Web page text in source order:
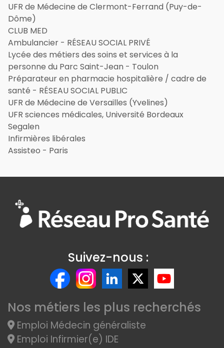
UFR de Médecine de Clermont-Ferrand (Puy-de-
Dôme)
CLUB MED
Ambulancier - RÉSEAU SOCIAL PRIVÉ
Lycée des métiers des soins et services à la
personne du Parc Saint-Jean - Toulon
Préparateur en pharmacie hospitalière / cadre de
santé - RÉSEAU SOCIAL PUBLIC
UFR de Médecine de Versailles (Yvelines)
UFR sciences médicales, Université Bordeaux
Segalen
Infirmières libérales
Assisteo - Paris
Suivez-nous :
Nos métiers les plus recherchés
Emploi Médecin généraliste
Emploi Infirmier(e) IDE